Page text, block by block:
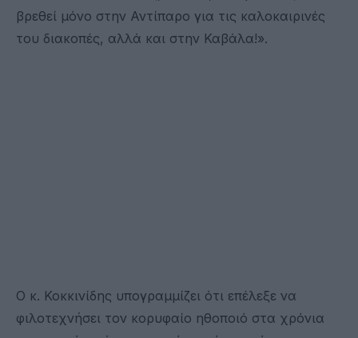
βρεθεί μόνο στην Αντίπαρο για τις καλοκαιρινές
του διακοπές, αλλά και στην Καβάλα!».
Ο κ. Κοκκινίδης υπογραμμίζει ότι επέλεξε να
φιλοτεχνήσει τον κορυφαίο ηθοποιό στα χρόνια